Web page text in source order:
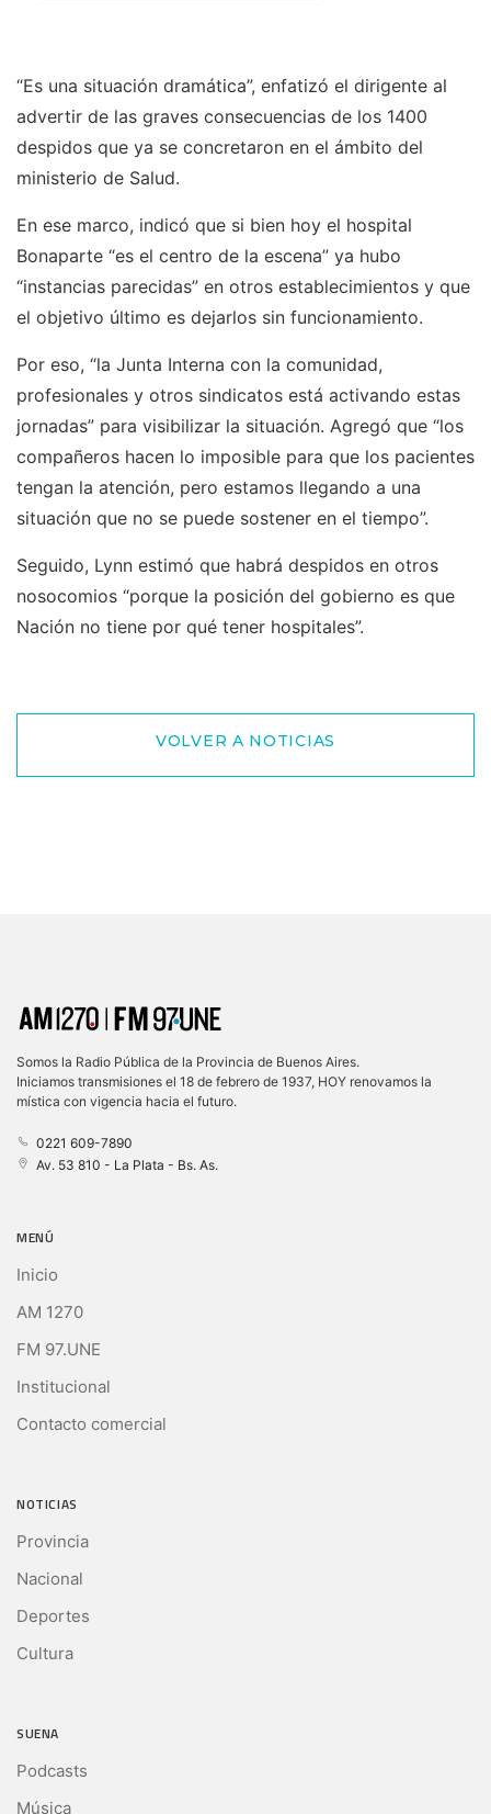
“Es una situación dramática”, enfatizó el dirigente al
advertir de las graves consecuencias de los 1400
despidos que ya se concretaron en el ámbito del
ministerio de Salud.
En ese marco, indicó que si bien hoy el hospital
Bonaparte “es el centro de la escena” ya hubo
“instancias parecidas” en otros establecimientos y que
el objetivo último es dejarlos sin funcionamiento.
Por eso, “la Junta Interna con la comunidad,
profesionales y otros sindicatos está activando estas
jornadas” para visibilizar la situación. Agregó que “los
compañeros hacen lo imposible para que los pacientes
tengan la atención, pero estamos llegando a una
situación que no se puede sostener en el tiempo”.
Seguido, Lynn estimó que habrá despidos en otros
nosocomios “porque la posición del gobierno es que
Nación no tiene por qué tener hospitales”.
VOLVER A NOTICIAS
Somos la Radio Pública de la Provincia de Buenos Aires.
Iniciamos transmisiones el 18 de febrero de 1937, HOY renovamos la
mística con vigencia hacia el futuro.
0221 609-7890
Av. 53 810 - La Plata - Bs. As.
MENÚ
Inicio
AM 1270
FM 97.UNE
Institucional
Contacto comercial
NOTICIAS
Provincia
Nacional
Deportes
Cultura
SUENA
Podcasts
Música